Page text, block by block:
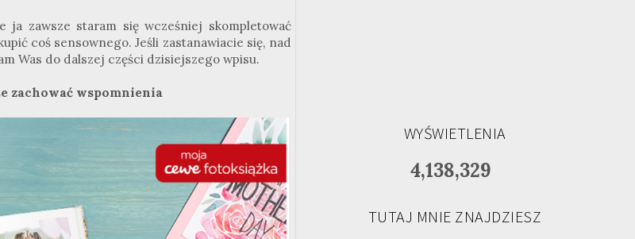
ja zawsze staram się wcześniej skompletować
coś sensownego. Jeśli zastanawiacie się, nad
Was do dalszej części dzisiejszego wpisu.
zachować wspomnienia
WYŚWIETLENIA
4,138,329
TUTAJ MNIE ZNAJDZIESZ